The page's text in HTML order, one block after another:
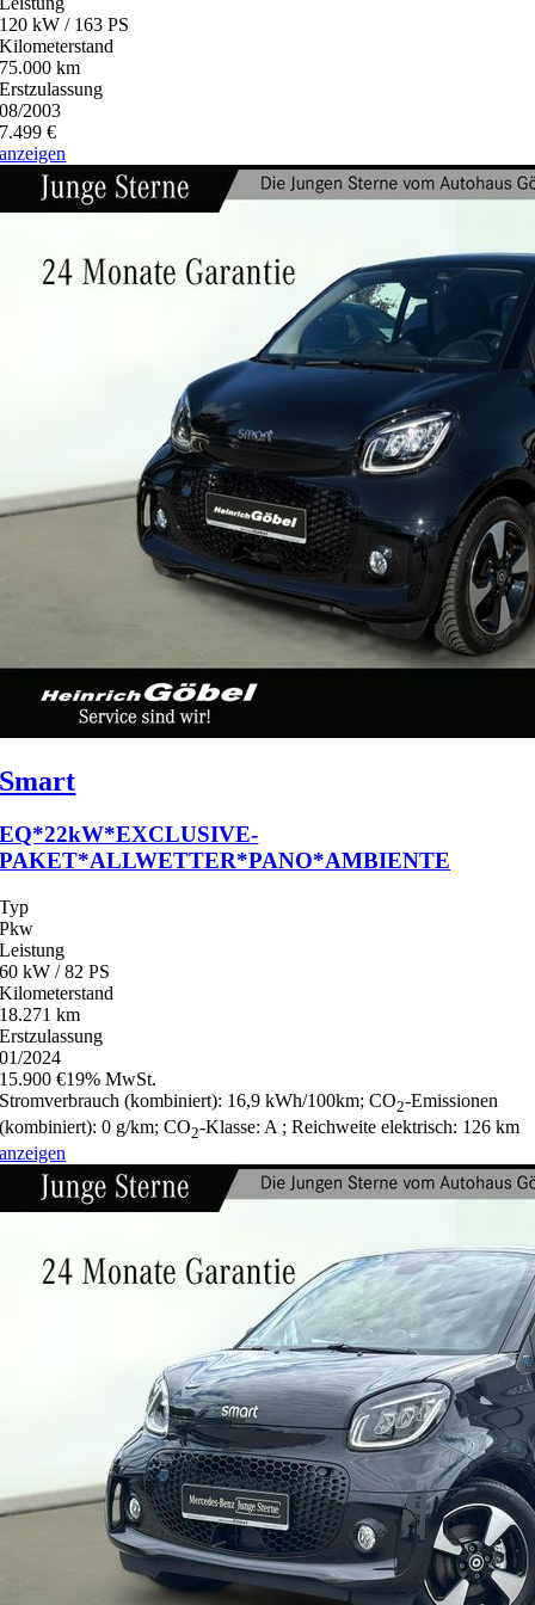
120 kW / 163 PS
Kilometerstand
75.000 km
Erstzulassung
08/2003
7.499 €
anzeigen
Smart
EQ*22kW*EXCLUSIVE-
PAKET*ALLWETTER*PANO*AMBIENTE
Typ
Pkw
Leistung
60 kW / 82 PS
Kilometerstand
18.271 km
Erstzulassung
01/2024
15.900 €19% MwSt.
Stromverbrauch (kombiniert): 16,9 kWh/100km;CO2-Emissionen
(kombiniert):0 g/km;CO2-Klasse: A ;Reichweite elektrisch: 126 km
anzeigen